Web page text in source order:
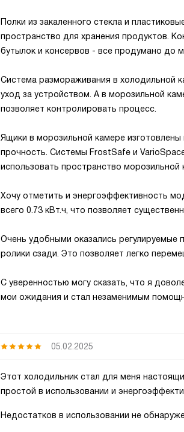
Полки из закаленного стекла и
пространство для хранения продуктов.
бутылок и консервов - все продумано до
Система размораживания в холодильной
уход за устройством. А в морозильной
позволяет контролировать процесс.
Ящики в морозильной камере изготовлены
прочность. Системы FrostSafe и
использовать пространство морозильной
Хочу отметить и энергоэффективность
всего 0.73 кВт.ч, что позволяет
Очень удобными оказались
ролики сзади. Это позволяет легко
С уверенностью могу сказать, что я
мои ожидания и стал незаменимым
05.02.2025
Этот холодильник стал для меня
простой в использовании и
Недостатков в использовании не